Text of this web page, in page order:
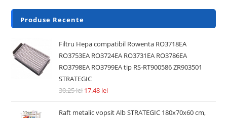
Produse Recente
Filtru Hepa compatibil Rowenta RO3718EA
RO3753EA RO3724EA RO3731EA RO3786EA
RO3798EA RO3799EA tip RS-RT900586 ZR903501
STRATEGIC
30.25lei 17.48 lei
Raft metalic vopsit Alb STRATEGIC 180x70x60 cm,